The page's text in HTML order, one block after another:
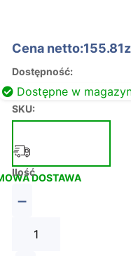
Cena
Dostępność:
Dostępne w
SKU:
DOSTAWA
Ilość
−